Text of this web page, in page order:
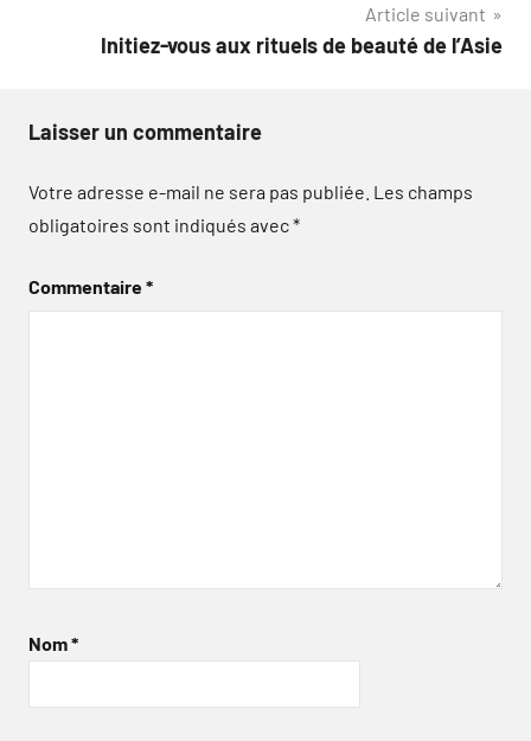
Article suivant
Initiez-vous aux rituels de beauté de l’Asie
Laisser un commentaire
Votre adresse e-mail ne sera pas publiée. Les champs
obligatoires sont indiqués avec*
Commentaire*
Nom*